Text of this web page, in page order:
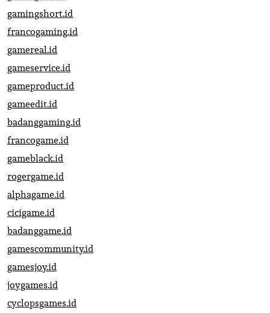
gamingshort.id
francogaming.id
gamereal.id
gameservice.id
gameproduct.id
gameedit.id
badanggaming.id
francogame.id
gameblack.id
rogergame.id
alphagame.id
cicigame.id
badanggame.id
gamescommunity.id
gamesjoy.id
joygames.id
cyclopsgames.id